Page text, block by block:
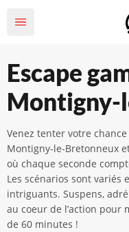
Escape
Montigny-
Venez tenter votre
Montigny-le-Bretonneux
où chaque seconde
Les scénarios sont
intriguants. Suspens,
au coeur de l’action pour
de 60 minutes !